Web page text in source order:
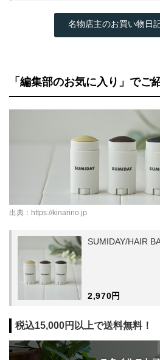
名物店主のお買い物日
「編集部のお気に入り」でご
出典： https://kinarino.jp
SUMIDAY/HAIR
2,970円
税込15,000円以上で送料無料！